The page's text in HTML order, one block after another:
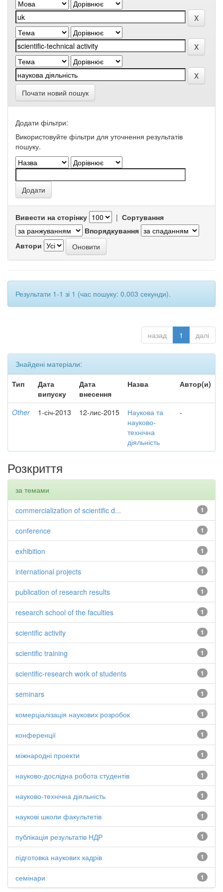
Почати новий пошук
Додати фільтри:
Використовуйте фільтри для уточнення результатів
пошуку.
Вивести на сторінку | Сортування
Впорядкування
Автори
Результати 1-1 зі 1 (час пошуку: 0.003 секунди).
назад 1 далі
Знайдені матеріали:
Тип
Дата
випуску
Дата
внесення
Назва Автор(и)
Other 1-січ-2013 12-лис-2015
Наукова та
науково-
технічна
діяльність
-
Розкриття
за темами
1
commercialization of scientific d...
1
conference
1
exhibition
1
international projects
1
publication of research results
1
research school of the faculties
1
scientific activity
1
scientific training
1
scientific-research work of students
1
seminars
1
комерціалізація наукових розробок
1
конференції
1
міжнародні проекти
1
науково-дослідна робота студентів
1
науково-технічна діяльність
1
наукові школи факультетів
1
публікація результатів НДР
1
підготовка наукових кадрів
1
семінари